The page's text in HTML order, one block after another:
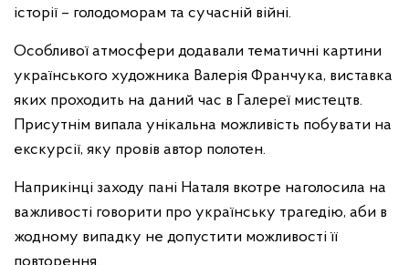
історії – голодоморам та сучасній війні.
Особливої атмосфери додавали тематичні картини
українського художника Валерія Франчука, виставка
яких проходить на даний час в Галереї мистецтв.
Присутнім випала унікальна можливість побувати на
екскурсії, яку провів автор полотен.
Наприкінці заходу пані Наталя вкотре наголосила на
важливості говорити про українську трагедію, аби в
жодному випадку не допустити можливості її